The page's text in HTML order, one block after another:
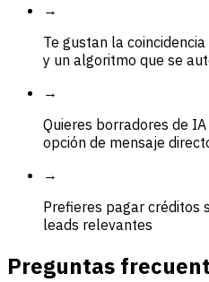
→
Te gustan la
y un algoritmo que se
→
Quieres borradores de
opción de mensaje
→
Prefieres pagar créditos
leads relevantes
Preguntas